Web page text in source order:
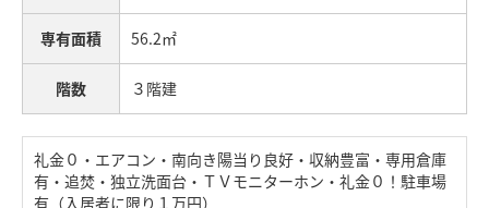
専有面積 56.2㎡
階数 ３階建
礼金０・エアコン・南向き陽当り良好・収納豊富・専用倉庫
有・追焚・独立洗面台・ＴＶモニターホン・礼金０！駐車場
有（入居者に限り１万円）